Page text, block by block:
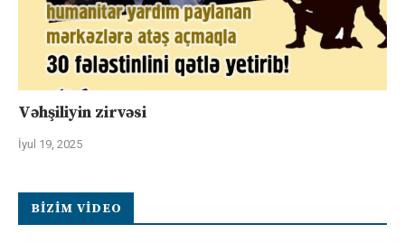
Vəhşiliyin zirvəsi
İyul 19, 2025
BIZIM VIDEO